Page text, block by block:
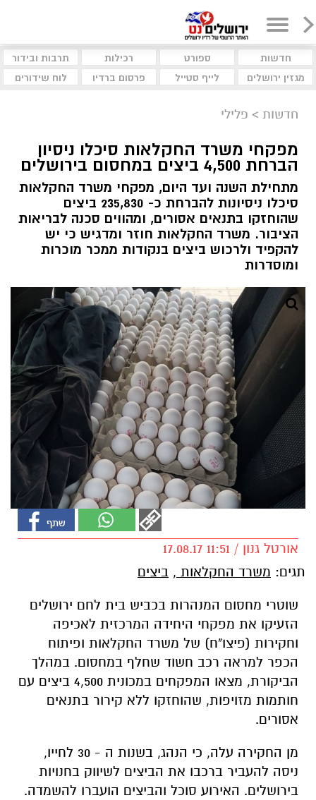
חדשות ספורט רכילות
תרבות ובידור
מגזין ירושלים
לייף סטייל פרסום ברדיו לוח שידורים
חדשות > פלילי
מפקחי משרד החקלאות סיכלו ניסיון
הברחת 4,500 ביצים במחסום בירושלים
מתחילת השנה ועד היום, מפקחי משרד החקלאות
סיכלו ניסיונות להברחת כ- 235,830 ביצים
שהוחזקו בתנאים אסורים, ומהווים סכנה לבריאות
הציבור. משרד החקלאות חוזר ומדגיש כי יש
להקפיד ולרכוש ביצים בנקודות ממכר מוכרות
ומוסדרות
אורטל גנון / 11:51 17.08.17
תגים: משרד החקלאות , ביצים
שוטרי מחסום המנהרות בכביש בית לחם ירושלים
הזעיקו את מפקחי היחידה המרכזית לאכיפה
וחקירות (פיצו"ח) של משרד החקלאות ופיתוח
הכפר למראה רכב חשוד שחלף במחסום. במהלך
הביקורת, מצאו המפקחים במכונית 4,500 ביצים עם
חותמות מזויפות, שהוחזקו ללא קירור בתנאים
אסורים.
מן החקירה עלה, כי הנהג, בשנות ה - 30 לחייו,
ניסה להעביר ברכבו את הביצים לשיווק בחנויות
בירושלים. האירוע סוכל והביצים הועברו להשמדה.